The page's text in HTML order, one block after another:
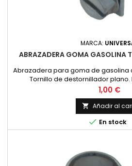
MARCA:
ABRAZADERA GOMA GASOLINA
Abrazadera para goma de gasolina
Tornillo de destornillador
Precio
1,00 €
 Añadir al
 En stock